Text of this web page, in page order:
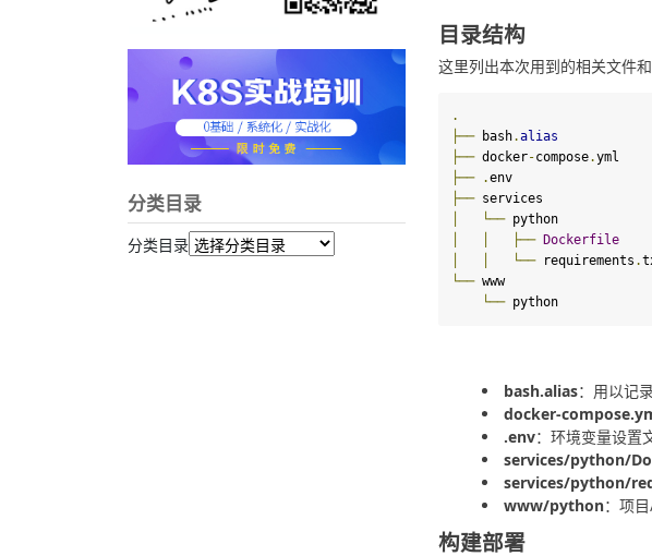
目录结构
这里列出本次用到的相关文件
.
├──
bash.alias
├── docker-compose.yml
├──
.env
├── services
└── python
├── Dockerfile
└── requirements .
└── www
└── python
bash.alias：用以记
docker-
.env：环境变量设置
services/python/
services/python/
www/python：项
构建部署
分类目录
分类目录